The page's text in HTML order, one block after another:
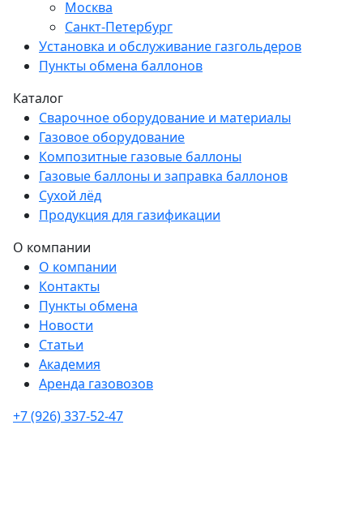
Москва
Санкт-Петербург
Установка и обслуживание газгольдеров
Пункты обмена баллонов
Каталог
Сварочное оборудование и материалы
Газовое оборудование
Композитные газовые баллоны
Газовые баллоны и заправка баллонов
Сухой лёд
Продукция для газификации
О компании
О компании
Контакты
Пункты обмена
Новости
Статьи
Академия
Аренда газовозов
+7 (926) 337-52-47